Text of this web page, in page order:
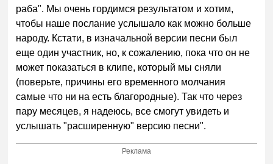
раба". Мы очень гордимся результатом и хотим,
чтобы наше послание услышало как можно больше
народу. Кстати, в изначальной версии песни был
еще один участник, но, к сожалению, пока что он не
может показаться в клипе, который мы сняли
(поверьте, причины его временного молчания
самые что ни на есть благородные). Так что через
пару месяцев, я надеюсь, все смогут увидеть и
услышать "расширенную" версию песни".
Реклама